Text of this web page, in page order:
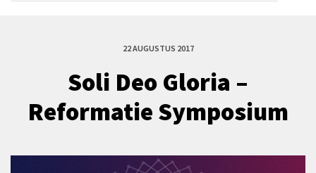
22 AUGUSTUS 2017
Soli Deo Gloria –
Reformatie Symposium